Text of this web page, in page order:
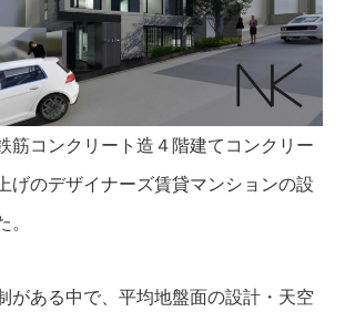
筋コンクリート造４階建てコンクリー
げのデザイナーズ賃貸マンションの設
がある中で、平均地盤面の設計・天空